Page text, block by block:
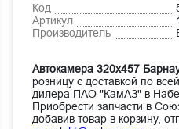
Код
Артикул
Производитель
Автокамера 320х457
розницу с доставкой по
дилера ПАО "КамАЗ" в
Приобрести запчасти в
добавив товар в корзину,